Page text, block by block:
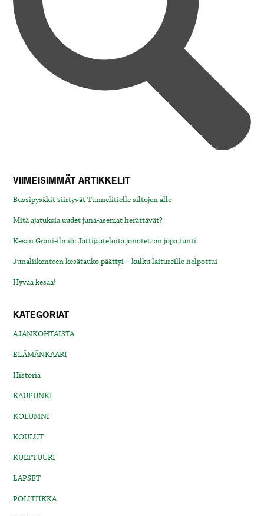
VIIMEISIMMÄT ARTIKKELIT
Bussipysäkit siirtyvät Tunnelitielle siltojen alle
Mitä ajatuksia uudet juna-asemat herättävät?
Kesän Grani-ilmiö: Jättijäätelöitä jonotetaan jopa tunti
Junaliikenteen kesätauko päättyi – kulku laitureille helpottui
Hyvää kesää!
KATEGORIAT
AJANKOHTAISTA
ELÄMÄNKAARI
Historia
KAUPUNKI
KOLUMNI
KOULUT
KULTTUURI
LAPSET
POLITIIKKA